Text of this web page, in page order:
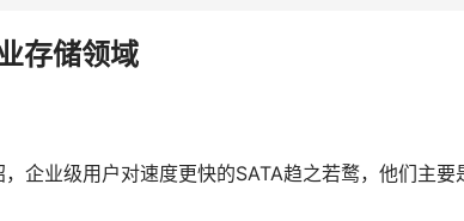
存储领域
企业级用户对速度更快的SATA趋之若鹜，他们主要